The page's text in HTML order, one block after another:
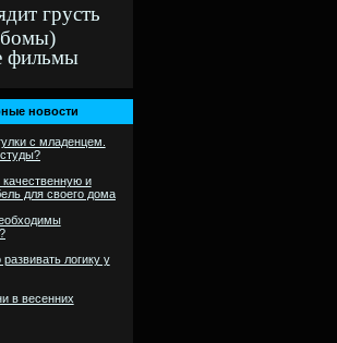
грусть
фильмы
новости
с младенцем.
качественную и
для своего дома
логику у
в весенних